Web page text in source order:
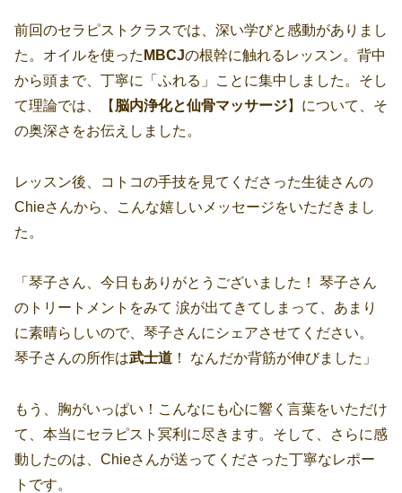
前回のセラピストクラスでは、深い学びと感動がありまし
た。オイルを使った MBCJの根幹に触れるレッスン。背中
から頭まで、丁寧に「ふれる」ことに集中しました。そし
て理論では、【 脳内浄化と仙骨マッサージ】について、そ
の奥深さをお伝えしました。
レッスン後、コトコの手技を見てくださった生徒さんの
Chieさんから、こんな嬉しいメッセージをいただきまし
た。
「琴子さん、今日もありがとうございました！ 琴子さん
のトリートメントをみて 涙が出てきてしまって、あまり
に素晴らしいので、琴子さんにシェアさせてください。
琴子さんの所作は武士道 ！ なんだか背筋が伸びました」
もう、胸がいっぱい！こんなにも心に響く言葉をいただけ
て、本当にセラピスト冥利に尽きます。そして、さらに感
動したのは、Chieさんが送ってくださった丁寧なレポー
トです。